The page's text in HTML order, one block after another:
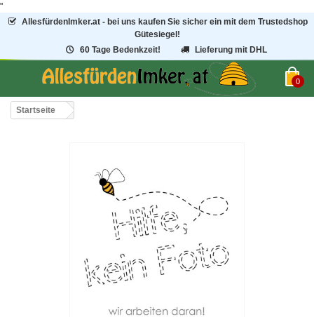
"
AllesfürdenImker.at - bei uns kaufen Sie sicher ein mit dem Trustedshop
Gütesiegel!
60 Tage Bedenkzeit!
Lieferung mit DHL
0
Startseite